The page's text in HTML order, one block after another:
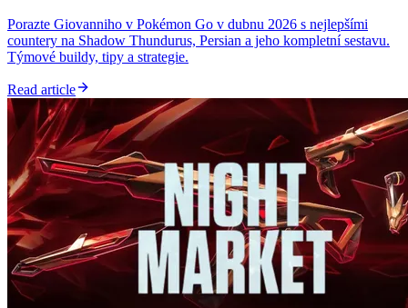
Porazte Giovanniho v Pokémon Go v dubnu 2026 s nejlepšími
countery na Shadow Thundurus, Persian a jeho kompletní sestavu.
Týmové buildy, tipy a strategie.
Read article